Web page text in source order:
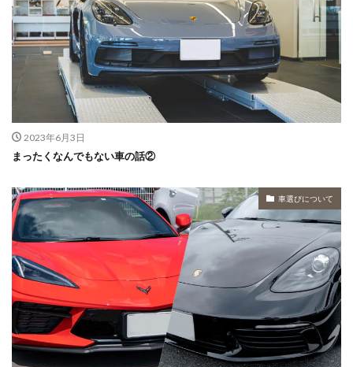
2023年6月3日
まったくなんでもない車の話②
車選びについて